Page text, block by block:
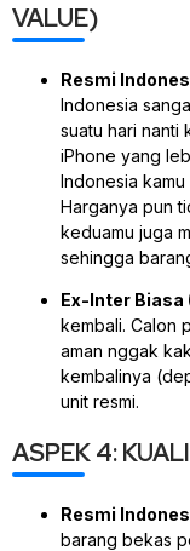
VALUE)
Resmi
Indonesia
suatu hari nanti
iPhone yang
Indonesia
Harganya pun
keduamu juga
sehingga
Ex-Inter Biasa
kembali. Calon
aman nggak
kembalinya
unit resmi.
ASPEK 4:
Resmi
barang bekas